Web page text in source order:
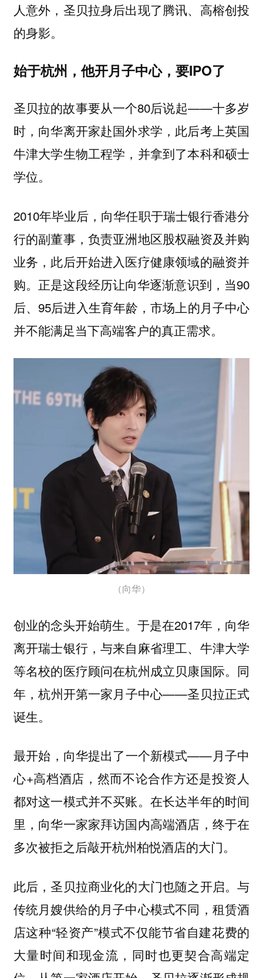
人意外，圣贝拉身后出现了腾讯、高榕创投
的身影。
始于杭州，他开月子中心，要IPO了
圣贝拉的故事要从一个80后说起——十多岁
时，向华离开家赴国外求学，此后考上英国
牛津大学生物工程学，并拿到了本科和硕士
学位。
2010年毕业后，向华任职于瑞士银行香港分
行的副董事，负责亚洲地区股权融资及并购
业务，此后开始进入医疗健康领域的融资并
购。正是这段经历让向华逐渐意识到，当90
后、95后进入生育年龄，市场上的月子中心
并不能满足当下高端客户的真正需求。
（向华）
创业的念头开始萌生。于是在2017年，向华
离开瑞士银行，与来自麻省理工、牛津大学
等名校的医疗顾问在杭州成立贝康国际。同
年，杭州开第一家月子中心——圣贝拉正式
诞生。
最开始，向华提出了一个新模式——月子中
心+高档酒店，然而不论合作方还是投资人
都对这一模式并不买账。在长达半年的时间
里，向华一家家拜访国内高端酒店，终于在
多次被拒之后敲开杭州柏悦酒店的大门。
此后，圣贝拉商业化的大门也随之开启。与
传统月嫂供给的月子中心模式不同，租赁酒
店这种“轻资产”模式不仅能节省自建花费的
大量时间和现金流，同时也更契合高端定